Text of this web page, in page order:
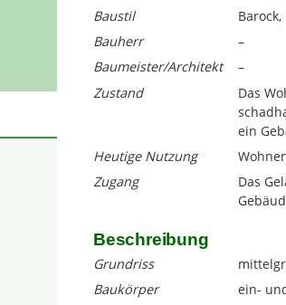
Baustil
Bauherr
–
Baumeister/Architekt
–
Zustand
Das
ein
Heutige Nutzung
Zugang
Das
Beschreibung
Grundriss
Baukörper
ein-